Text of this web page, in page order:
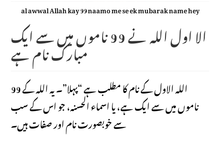
al awwal Allah kay 99 naamo me se ek mubarak name hey
الا اول اللہ نے 99 ناموں میں سے ایک
مبارک نام ہے
اللہ الاول کے نام کا مطلب ہے “پہلا”۔ یہ اللہ کے 99
ناموں میں سے ایک ہے، یا اسماء الحسنہ، جو اس کے سب
سے خوبصورت نام اور صفات ہیں۔